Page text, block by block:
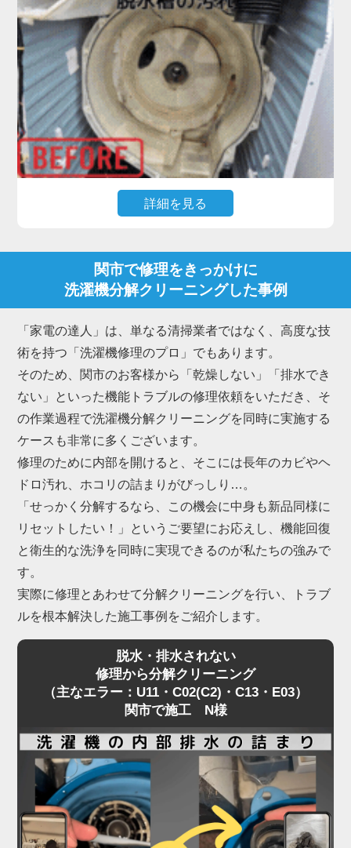
市販のクリーナーによる「つけ置き」だけでは落と
しきれない頑固な汚れには、プロによる洗濯機分解
クリーニングが最も効果的です。
私たち「家電の達人」は、洗濯槽を丸ごと取り外し
て物理的に削ぎ落とす洗濯機分解クリーニングのプ
ロフェッショナルです。
関市にお住まいのお客様からも、「新品みたいにピ
カピカになった」「嫌なニオイが消えて柔軟剤の香
りが戻った」と多くの喜びの声をいただいていま
詳細を見る
「乾燥時間が長くなった」「乾かない・生乾きにな
る」「乾燥中にエラーで止まる」といったトラブル
これらは内部のダクトや熱交換器にホコリが詰まる
ことが主な原因で、放置すると故障に繋がります。
また、排水ホース内部に繊維くずやヘドロ状の汚れ
が溜まり、「排水されない」「排水エラーが出る」
という不具合も関市で急増しています。
これらは構造上、ご家庭でのお手入れには限界があ
るため、プロによる洗濯機分解クリーニングが不可
欠です。
「家電の達人」では、関市にて数多くの洗濯機分解
クリーニングを行い、内部の深刻な詰まりを解消し
もちろん、ドラム特有の嫌なニオイや黒カビも一
掃。
関市で修理をきっかけに
洗濯機分解クリーニングした事例
「家電の達人」は、単なる清掃業者ではなく、高度な技
術を持つ「洗濯機修理のプロ」でもあります。
そのため、関市のお客様から「乾燥しない」「排水でき
ない」といった機能トラブルの修理依頼をいただき、そ
の作業過程で洗濯機分解クリーニングを同時に実施する
ケースも非常に多くございます。
修理のために内部を開けると、そこには長年のカビやヘ
ドロ汚れ、ホコリの詰まりがびっしり…。
「せっかく分解するなら、この機会に中身も新品同様に
リセットしたい！」というご要望にお応えし、機能回復
と衛生的な洗浄を同時に実現できるのが私たちの強みで
す。
実際に修理とあわせて分解クリーニングを行い、トラブ
ルを根本解決した施工事例をご紹介します。
脱水・排水されない
修理から分解クリーニング
（主なエラー：U11・C02(C2)・C13・E03）
関市で施工 N様